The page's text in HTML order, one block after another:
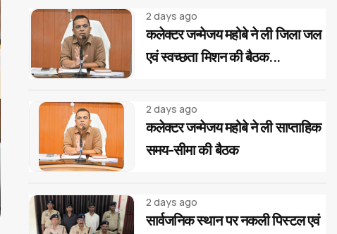
2 days ago
कलेक्टर जन्मेजय महोबे ने ली जिला जल
एवं स्वच्छता मिशन की बैठक...
2 days ago
कलेक्टर जन्मेजय महोबे ने ली साप्ताहिक
समय-सीमा की बैठक
2 days ago
सार्वजनिक स्थान पर नकली पिस्टल एवं